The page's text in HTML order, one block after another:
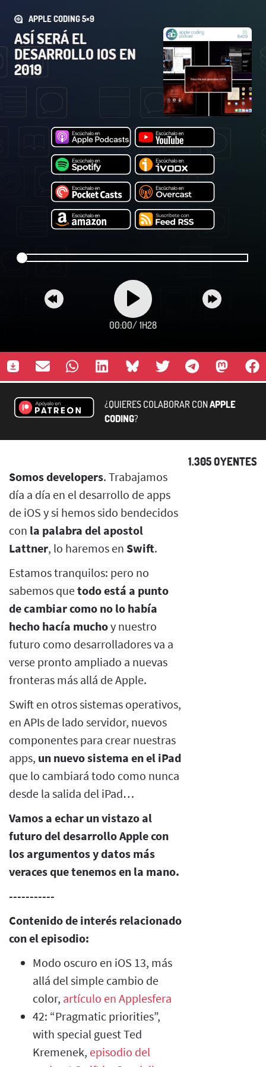
APPLE CODING 5×9
ASÍ SERÁ EL
DESARROLLO IOS EN
2019
00:00/ 1H28
¿QUIERES COLABORAR CONAPPLE
CODING?
1.305 OYENTES
Somos developers. Trabajamos
día a día en el desarrollo de apps
de iOS y si hemos sido bendecidos
con la palabra del apostol
Lattner, lo haremos en Swift.
Estamos tranquilos: pero no
sabemos quetodo está a punto
de cambiar como no lo había
hecho hacía muchoy nuestro
futuro como desarrolladores va a
verse pronto ampliado a nuevas
fronteras más allá de Apple.
Swift en otros sistemas operativos,
en APIs de lado servidor, nuevos
componentes para crear nuestras
apps, un nuevo sistema en el iPad
que lo cambiará todo como nunca
desde la salida del iPad…
Vamos a echar un vistazo al
futuro del desarrollo Apple con
los argumentos y datos más
veraces que tenemos en la mano.
-----------
Contenido de interés relacionado
con el episodio:
Modo oscuro en iOS 13, más
allá del simple cambio de
color, artículo en Applesfera
42: “Pragmatic priorities”,
with special guest Ted
Kremenek, episodio del